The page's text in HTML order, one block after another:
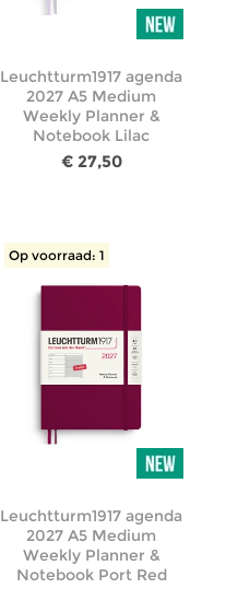
Leuchtturm1917 agenda
2027 A5 Medium
Weekly Planner &
Notebook Lilac
€ 27,50
Op voorraad: 1
Leuchtturm1917 agenda
2027 A5 Medium
Weekly Planner &
Notebook Port Red